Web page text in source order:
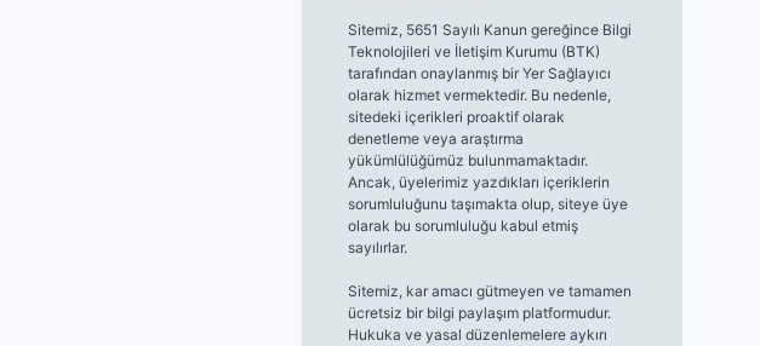
Sitemiz, 5651 Sayılı Kanun gereğince Bilgi
Teknolojileri ve İletişim Kurumu (BTK)
tarafından onaylanmış bir Yer Sağlayıcı
olarak hizmet vermektedir. Bu nedenle,
sitedeki içerikleri proaktif olarak
denetleme veya araştırma
yükümlülüğümüz bulunmamaktadır.
Ancak, üyelerimiz yazdıkları içeriklerin
sorumluluğunu taşımakta olup, siteye üye
olarak bu sorumluluğu kabul etmiş
sayılırlar.
Sitemiz, kar amacı gütmeyen ve tamamen
ücretsiz bir bilgi paylaşım platformudur.
Hukuka ve yasal düzenlemelere aykırı